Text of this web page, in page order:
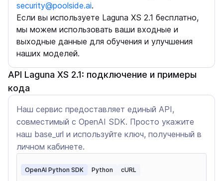
security@poolside.ai.
Если вы используете Laguna XS 2.1 бесплатно,
мы можем использовать ваши входные и
выходные данные для обучения и улучшения
наших моделей.
API Laguna XS 2.1: подключение и примеры
кода
Наш сервис предоставляет единый API,
совместимый с OpenAI SDK. Просто укажите
наш base_url и используйте ключ, полученный в
личном кабинете.
OpenAI Python SDK Python cURL